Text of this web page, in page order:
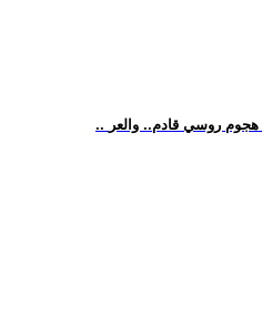
هجوم روسي قادم.. والعر